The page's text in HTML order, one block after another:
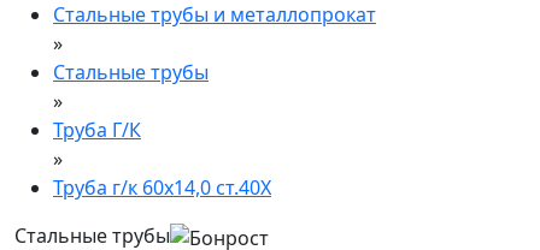
Стальные трубы и металлопрокат
»
Стальные трубы
»
Труба Г/К
»
Труба г/к 60х14,0 ст.40Х
Стальные трубы